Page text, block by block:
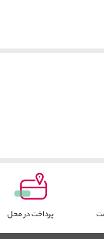
پرداخت در محل